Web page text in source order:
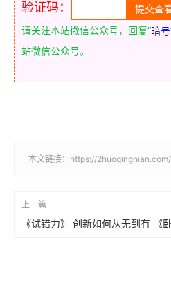
验证码：
请关注本站微信公众号，回复“暗号
站微信公众号。
本文链接： https://
上一篇
《试错力》 创新如何从无到有 《